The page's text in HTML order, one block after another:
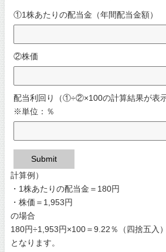
①1株あたりの配当金（年間配当金額）
②株価
配当利回り（①÷②×100の計算結果が表示
※単位：％
Submit
計算例）
・1株あたりの配当金＝180円
・株価＝1,953円
の場合
180円÷1,953円×100＝9.22％（四捨五入）
となります。